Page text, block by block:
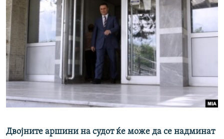
РСЕ веб страници
Двојните аршини на судот ќе може да се надминат